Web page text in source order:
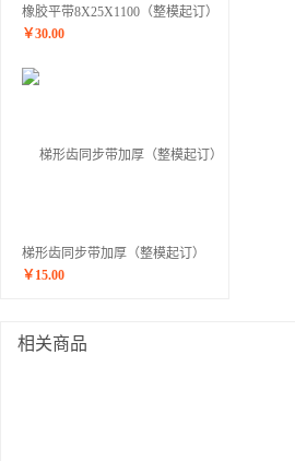
橡胶平带8X25X1100（整模起订）
￥30.00
梯形齿同步带加厚（整模起订）
￥ 15.00
相关商品